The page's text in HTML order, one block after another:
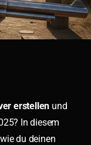
erstellen und
In diesem
du deinen